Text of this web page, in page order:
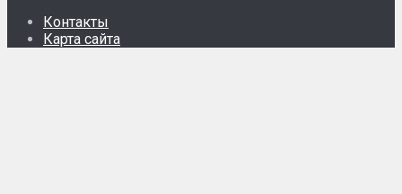
Контакты
Карта сайта